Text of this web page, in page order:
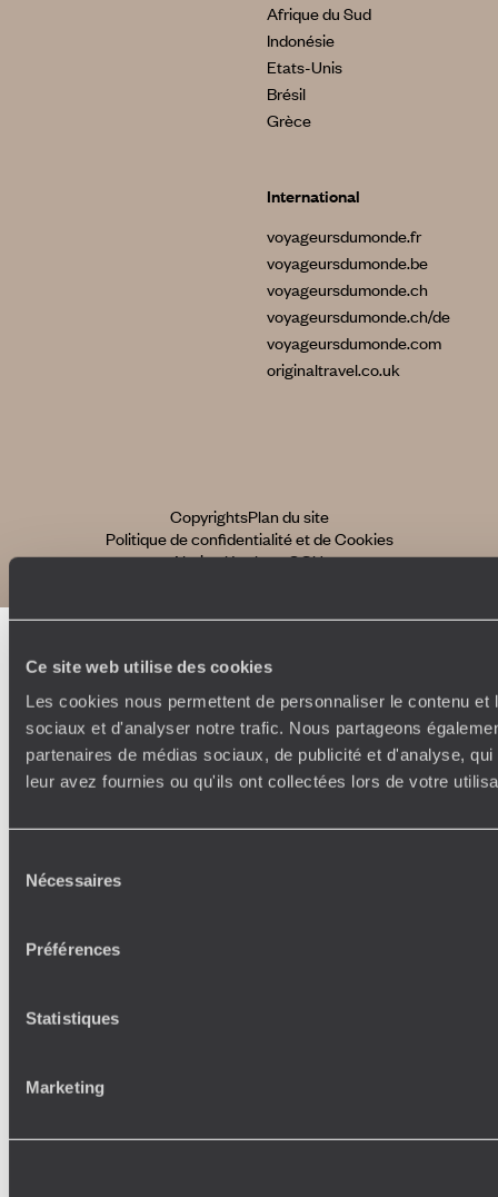
Ce site web utilise des cookies
Les cookies nous permettent de personnaliser le contenu
sociaux et d'analyser notre trafic. Nous partageons
partenaires de médias sociaux, de publicité et d'analyse,
leur avez fournies ou qu'ils ont collectées lors de votre
Nécessaires
Préférences
Statistiques
Marketing
Afrique du Sud
Indonésie
Etats-Unis
Brésil
Grèce
International
voyageursdumonde.fr
voyageursdumonde.be
voyageursdumonde.ch
voyageursdumonde.ch/de
voyageursdumonde.com
originaltravel.co.uk
CopyrightsPlan du site
Politique de confidentialité et de Cookies
Notice légale et CGU